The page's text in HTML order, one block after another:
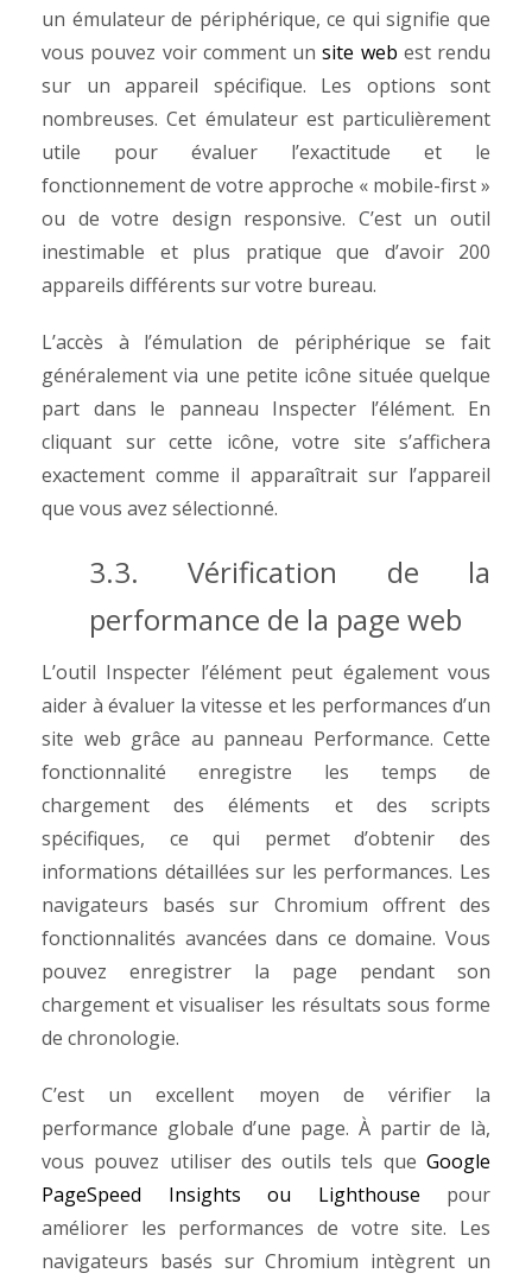
un émulateur de périphérique, ce qui signifie que
vous pouvez voir comment unsite web est rendu
sur un appareil spécifique. Les options sont
nombreuses. Cet émulateur est particulièrement
utile pour évaluer l’exactitude et le
fonctionnement de votre approche « mobile-first »
ou de votre design responsive. C’est un outil
inestimable et plus pratique que d’avoir 200
appareils différents sur votre bureau.
L’accès à l’émulation de périphérique se fait
généralement via une petite icône située quelque
part dans le panneau Inspecter l’élément. En
cliquant sur cette icône, votre site s’affichera
exactement comme il apparaîtrait sur l’appareil
que vous avez sélectionné.
3.3. Vérification de la
performance de la page web
L’outil Inspecter l’élément peut également vous
aider à évaluer la vitesse et les performances d’un
site web grâce au panneau Performance. Cette
fonctionnalité enregistre les temps de
chargement des éléments et des scripts
spécifiques, ce qui permet d’obtenir des
informations détaillées sur les performances. Les
navigateurs basés sur Chromium offrent des
fonctionnalités avancées dans ce domaine. Vous
pouvez enregistrer la page pendant son
chargement et visualiser les résultats sous forme
de chronologie.
C’est un excellent moyen de vérifier la
performance globale d’une page. À partir de là,
vous pouvez utiliser des outils tels que Google
PageSpeed Insights ou Lighthouse pour
améliorer les performances de votre site. Les
navigateurs basés sur Chromium intègrent un